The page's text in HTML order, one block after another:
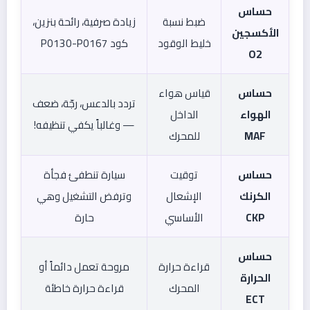
حساس
الأكسجين
O2
ضبط نسبة
خليط الوقود
زيادة صرفية، رائحة بنزين،
كود P0130-P0167
حساس
الهواء
MAF
قياس هواء
الداخل
للمحرك
تردد بالدعس، رجّة، ضعف
— وغالباً يكفي تنظيفه!
حساس
الكرنك
CKP
توقيت
الإشعال
الأساسي
سيارة تنطفئ فجأة
وترفض التشغيل وهي
حارة
حساس
الحرارة
ECT
قراءة حرارة
المحرك
مروحة تعمل دائماً أو
قراءة حرارة خاطئة